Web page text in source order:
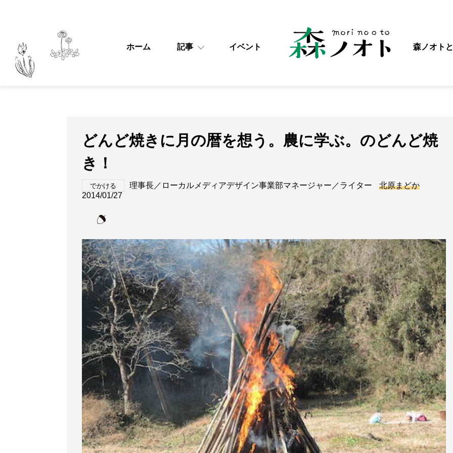
ホーム 記事 イベント 森ノオト
どんど焼きに月の暦を想う。農に学ぶ。のどんど焼
き！
でかける 理事長／ローカルメディアデザイン事業部マネージャー／ライター
北原まどか
2014/01/27